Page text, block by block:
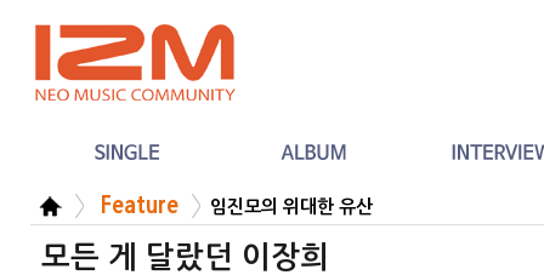
Feature 임진모의 위대한 유산
모든 게 달랐던 이장희